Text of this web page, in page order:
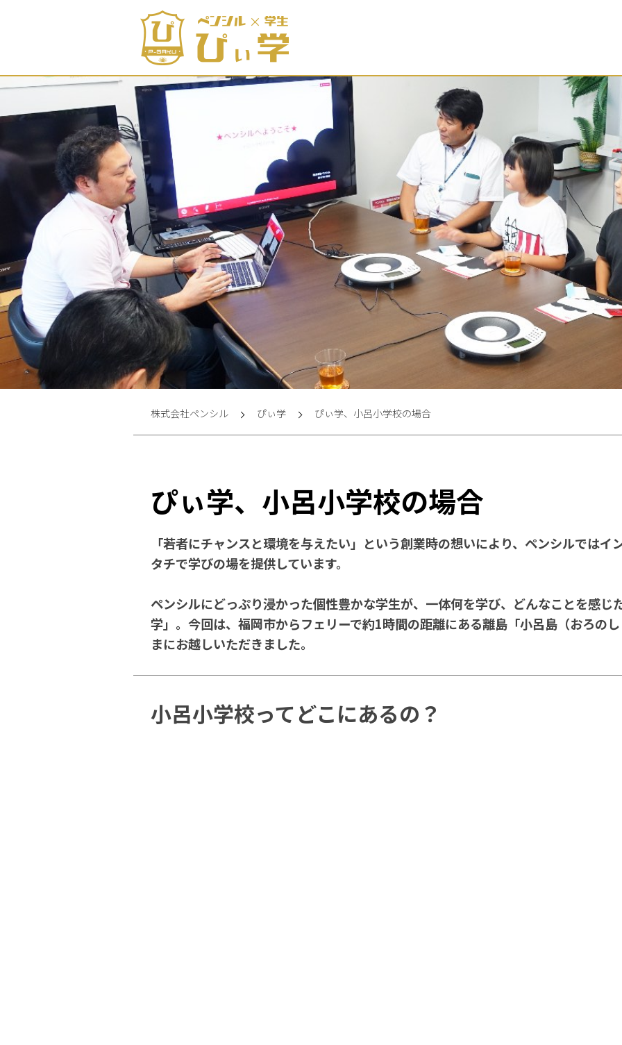
株式会社ペンシル ぴぃ学 ぴぃ学、小呂小学校の場合
ぴぃ学、小呂小学校の場合
「若者にチャンスと環境を与えたい」という創業時の想いにより、ペンシルではイ
タチで学びの場を提供しています。
ペンシルにどっぷり浸かった個性豊かな学生が、一体何を学び、どんなことを感じ
学」。今回は、福岡市からフェリーで約1時間の距離にある離島「小呂島（おろの
まにお越しいただきました。
小呂小学校ってどこにあるの？